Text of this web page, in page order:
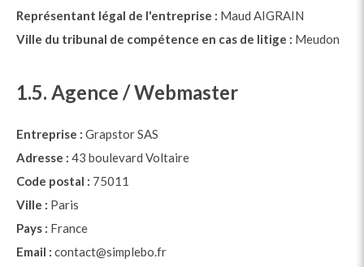
Représentant légal de l'entreprise : Maud AIGRAIN
Ville du tribunal de compétence en cas de litige : Meudon
1.5. Agence / Webmaster
Entreprise : Grapstor SAS
Adresse : 43 boulevard Voltaire
Code postal : 75011
Ville : Paris
Pays : France
Email : contact@simplebo.fr